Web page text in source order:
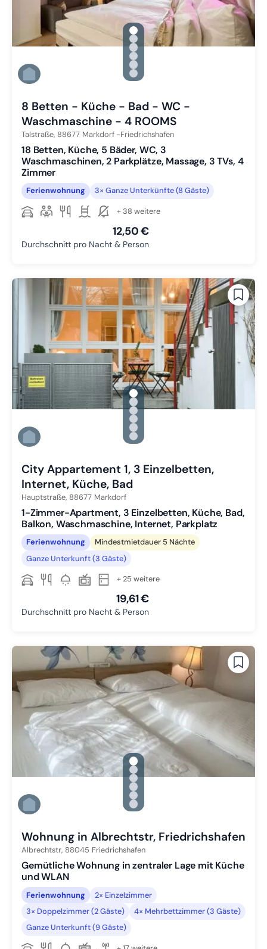
gallery.slide_selector
Zu Slide 1 wechseln
Zu Slide 2 wechseln
Zu Slide 3 wechseln
Zu Slide 4 wechseln
Zu Slide 5 wechseln
Zu Slide 6 wechseln
8 Betten - Küche - Bad - WC -
Waschmaschine - 4 ROOMS
Talstraße, 88677 Markdorf -Friedrichshafen
18 Betten, Küche, 5 Bäder, WC, 3
Waschmaschinen, 2 Parkplätze, Massage, 3 TVs, 4
Zimmer
Ferienwohnung 3× Ganze Unterkünfte (8 Gäste)
+ 38 weitere
12,50 €
Durchschnitt pro Nacht & Person
gallery.slide_selector
Zu Slide 1 wechseln
Zu Slide 2 wechseln
Zu Slide 3 wechseln
Zu Slide 4 wechseln
Zu Slide 5 wechseln
Zu Slide 6 wechseln
City Appartement 1, 3 Einzelbetten,
Internet, Küche, Bad
Hauptstraße, 88677 Markdorf
1-Zimmer-Apartment, 3 Einzelbetten, Küche, Bad,
Balkon, Waschmaschine, Internet, Parkplatz
Ferienwohnung
Mindestmietdauer 5 Nächte
Ganze Unterkunft (3 Gäste)
+ 25 weitere
19,61 €
Durchschnitt pro Nacht & Person
gallery.slide_selector
Zu Slide 1 wechseln
Zu Slide 2 wechseln
Zu Slide 3 wechseln
Zu Slide 4 wechseln
Zu Slide 5 wechseln
Zu Slide 6 wechseln
Wohnung in Albrechtstr, Friedrichshafen
Albrechtstr, 88045 Friedrichshafen
Gemütliche Wohnung in zentraler Lage mit Küche
und WLAN
Ferienwohnung
2× Einzelzimmer
3× Doppelzimmer (2 Gäste)
4× Mehrbettzimmer (3 Gäste)
Ganze Unterkunft (9 Gäste)